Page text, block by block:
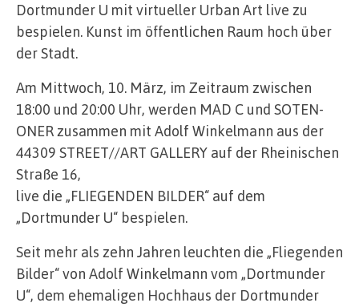
Dortmunder U mit virtueller Urban Art live zu
bespielen. Kunst im öffentlichen Raum hoch über
der Stadt.
Am Mittwoch, 10. März, im Zeitraum zwischen
18:00 und 20:00 Uhr, werden MAD C und SOTEN-
ONER zusammen mit Adolf Winkelmann aus der
44309 STREET//ART GALLERY auf der Rheinischen
Straße 16,
live die „FLIEGENDEN BILDER“ auf dem
„Dortmunder U“ bespielen.
Seit mehr als zehn Jahren leuchten die „Fliegenden
Bilder“ von Adolf Winkelmann vom „Dortmunder
U“, dem ehemaligen Hochhaus der Dortmunder